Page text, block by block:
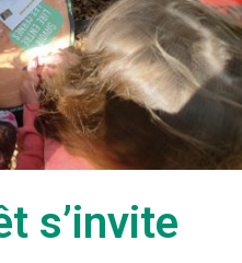
s’invite